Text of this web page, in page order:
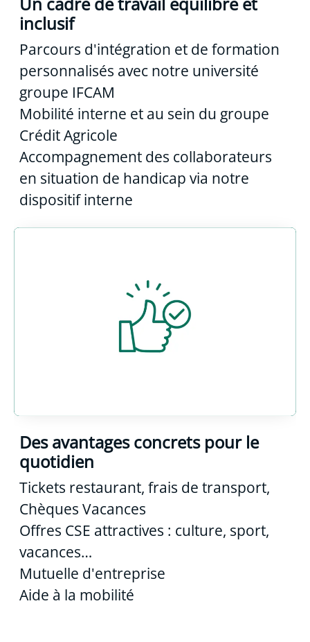
inclusif
Parcours d'intégration et de formation
personnalisés avec notre université
groupe IFCAM
Mobilité interne et au sein du groupe
Crédit Agricole
Accompagnement des collaborateurs
en situation de handicap via notre
dispositif interne
Des avantages concrets pour le
quotidien
Tickets restaurant, frais de transport,
Chèques Vacances
Offres CSE attractives : culture, sport,
vacances…
Mutuelle d'entreprise
Aide à la mobilité